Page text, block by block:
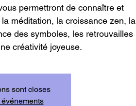
permettront de connaître et
méditation, la croissance zen, la
des symboles, les retrouvailles
créativité joyeuse.
sont closes